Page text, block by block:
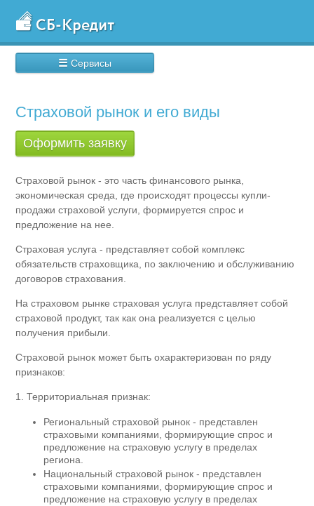
☰ Сервисы
Страховой рынок и его виды
Оформить заявку
Страховой рынок - это часть финансового рынка,
экономическая среда, где происходят процессы купли-
продажи страховой услуги, формируется спрос и
предложение на нее.
Страховая услуга - представляет собой комплекс
обязательств страховщика, по заключению и обслуживанию
договоров страхования.
На страховом рынке страховая услуга представляет собой
страховой продукт, так как она реализуется с целью
получения прибыли.
Страховой рынок может быть охарактеризован по ряду
признаков:
1. Территориальная признак:
Региональный страховой рынок - представлен
страховыми компаниями, формирующие спрос и
предложение на страховую услугу в пределах
региона.
Национальный страховой рынок - представлен
страховыми компаниями, формирующие спрос и
предложение на страховую услугу в пределах